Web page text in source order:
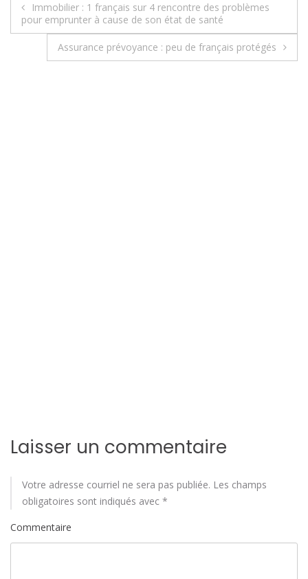
N
r
t
i
c
Immobilier : 1 français sur 4 rencontre des problèmes
pour emprunter à cause de son état de santé
Assurance prévoyance : peu de français protégés
Laisser un commentaire
Votre adresse courriel ne sera pas publiée. Les champs
obligatoires sont indiqués avec *
Commentaire